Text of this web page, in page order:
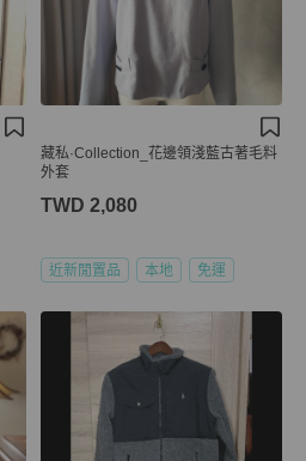
藏私·Collection_花邊領淺藍古著毛料
外套
TWD 2,080
近新閒置品 本地 免運